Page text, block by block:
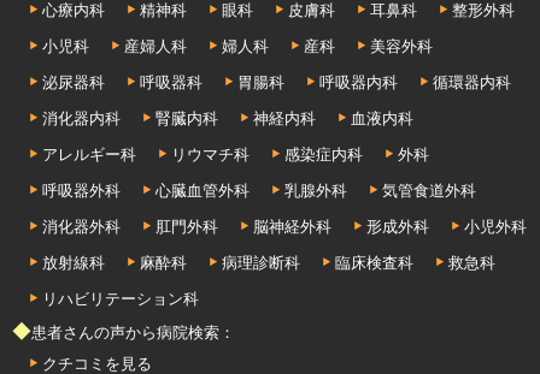
心療内科
精神科 眼科 皮膚科 耳鼻科
整形外科
小児科
産婦人科 婦人科 産科
美容外科
泌尿器科
呼吸器科 胃腸科 呼吸器内科
循環器内科
消化器内科
腎臓内科 神経内科
血液内科
アレルギー科
リウマチ科 感染症内科
外科
呼吸器外科
心臓血管外科 乳腺外科
気管食道外科
消化器外科
肛門外科 脳神経外科 形成外科
小児外科
放射線科
麻酔科 病理診断科 臨床検査科
救急科
リハビリテーション科
◆患者さんの声から病院検索：
クチコミを見る